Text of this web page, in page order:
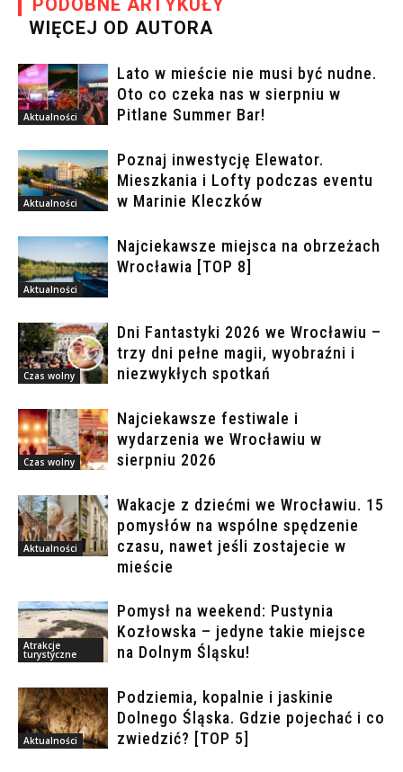
WIĘCEJ OD AUTORA
Aktualności
Lato w mieście nie musi być nudne.
Oto co czeka nas w sierpniu w
Pitlane Summer Bar!
Aktualności
Poznaj inwestycję Elewator.
Mieszkania i Lofty podczas eventu
w Marinie Kleczków
Aktualności
Najciekawsze miejsca na obrzeżach
Wrocławia [TOP 8]
Czas wolny
Dni Fantastyki 2026 we Wrocławiu –
trzy dni pełne magii, wyobraźni i
niezwykłych spotkań
Czas wolny
Najciekawsze festiwale i
wydarzenia we Wrocławiu w
sierpniu 2026
Aktualności
Wakacje z dziećmi we Wrocławiu. 15
pomysłów na wspólne spędzenie
czasu, nawet jeśli zostajecie w
mieście
Atrakcje
turystyczne
Pomysł na weekend: Pustynia
Kozłowska – jedyne takie miejsce
na Dolnym Śląsku!
Aktualności
Podziemia, kopalnie i jaskinie
Dolnego Śląska. Gdzie pojechać i co
zwiedzić? [TOP 5]